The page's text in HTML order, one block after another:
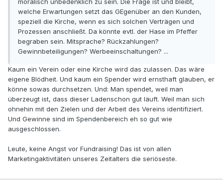
moralisch unbedenklich zu sein. Die Frage ist und bleibt,
welche Erwartungen setzt das GEgenüber an den Kunden,
speziell die Kirche, wenn es sich solchen Verträgen und
Prozessen anschließt. Da könnte evtl. der Hase im Pfeffer
begraben sein. Mitsprache? Rückzahlungen?
Gewinnbeteiligungen? Werbeeinschaltungen? ...
Kaum ein Verein oder eine Kirche wird das zulassen. Das wäre
eigene Blödheit. Und kaum ein Spender wird ernsthaft glauben, er
könne sowas durchsetzen. Und: Man spendet, weil man
überzeugt ist, dass dieser Ladenschon gut läuft. Weil man sich
ohnehin mit den Zielen und der Arbeit des Vereins identifiziert.
Und Gewinne sind im Spendenbereich eh so gut wie
ausgeschlossen.
Leute, keine Angst vor Fundraising! Das ist von allen
Marketingaktivitäten unseres Zeitalters die seriöseste.